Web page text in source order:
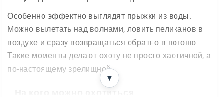
Особенно эффектно выглядят прыжки из воды.
Можно вылетать над волнами, ловить пеликанов в
воздухе и сразу возвращаться обратно в погоню.
Такие моменты делают охоту не просто хаотичной, а
по-настоящему зрелищной.
▼